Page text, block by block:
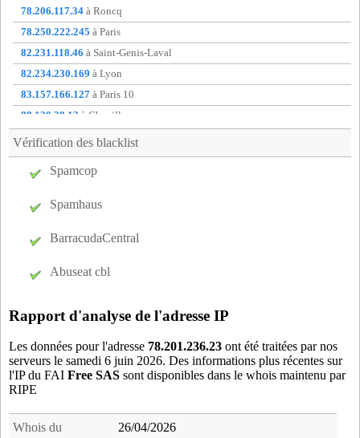
bou59- Bouchain (13 km)
bse59- Bersee (13 km)
cai59- Cantin (10 km)
cou62- Courcelles-les-Lens (15 km)
den59- Denain (13 km)
dou59- Douai (11 km)
eco62- Ecourt-Saint-Quentin (18 km)
frr59
- Fretin (20 km)
ggs59
has59
- Hasnon (13 km)
l1l59
- Lallaing (3 km)
le859- Lecluse (17 km)
lef62
- Leforest (12 km)
mac59- Bouvignies (7 km)
mon59 - Montigny-en-Ostrevent (2 km)
niv59 - Nivelle (20 km)
78.206.117.34 à Roncq
78.250.222.245 à Paris
82.231.118.46 à Saint-Genis-Laval
82.234.230.169 à Lyon
83.157.166.127 à Paris 10
88.120.28.12 à Chaville
88.163.208.238
à Aix-en-provence
88.167.116.43à Veauche
88.178.63.41à Amb
91.160.85.40 à non communique
Vérification des blacklist
Spamcop
Spamhaus
BarracudaCentral
Abuseat cbl
Rapport d'analyse de l'adresse IP
Les données pour l'adresse 78.201.236.23 ont été traitées par nos
serveurs le samedi 6 juin 2026. Des informations plus récentes sur
l'IP du FAI Free SAS sont disponibles dans le whois maintenu par
RIPE
Whois du 26/04/2026